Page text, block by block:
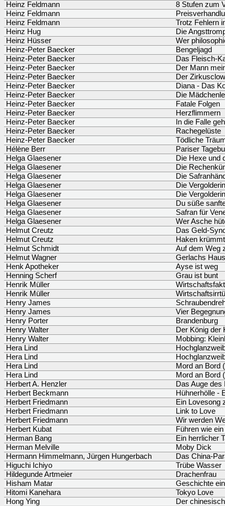
Heinz Feldmann
8 Stufen zum
Heinz Feldmann
Heinz Feldmann
Trotz Fehlern
Heinz Hug
Die
Heinz Hüsser
Wer
Heinz-Peter Baecker
Bengeljagd
Heinz-Peter Baecker
Das Fleisch-
Heinz-Peter Baecker
Der Mann
Heinz-Peter Baecker
Der
Heinz-Peter Baecker
Diana - Das
Heinz-Peter Baecker
Die
Heinz-Peter Baecker
Fatale Folgen
Heinz-Peter Baecker
Herzflimmern
Heinz-Peter Baecker
In die Falle
Heinz-Peter Baecker
Rachegelüste
Heinz-Peter Baecker
Tödliche
Hélène Berr
Pariser
Helga Glaesener
Die Hexe und
Helga Glaesener
Die
Helga Glaesener
Die
Helga Glaesener
Die Vergolderin
Helga Glaesener
Die Vergolderin
Helga Glaesener
Du süße
Helga Glaesener
Safran für
Helga Glaesener
Wer Asche
Helmut Creutz
Das Geld-
Helmut Creutz
Haken
Helmut Schmidt
Auf dem Weg
Helmut Wagner
Gerlachs Haus
Henk Apotheker
Ayse ist weg
Henning Scherf
Grau ist bunt
Henrik Müller
Henrik Müller
Henry James
Henry James
Vier
Henry Porter
Brandenburg
Henry Walter
Der König der
Henry Walter
Mobbing:
Hera Lind
Hera Lind
Hera Lind
Mord an Bord
Hera Lind
Mord an Bord
Herbert A. Henzler
Das Auge des
Herbert Beckmann
Hühnerhölle -
Herbert Friedmann
Ein Lovesong
Herbert Friedmann
Link to Love
Herbert Friedmann
Wir werden
Herbert Kubat
Führen wie
Herman Bang
Ein herrlicher
Herman Melville
Moby Dick
Hermann Himmelmann, Jürgen Hungerbach
Das China-
Higuchi Ichiyo
Trübe Wasser
Hildegunde Artmeier
Drachenfrau
Hisham Matar
Geschichte
Hitomi Kanehara
Tokyo Love
Hong Ying
Der